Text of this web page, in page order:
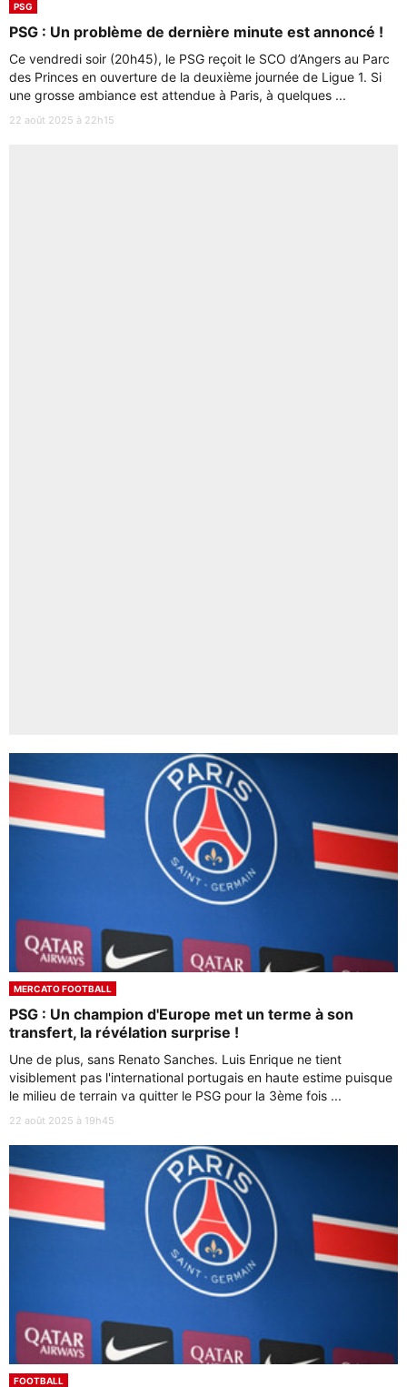
PSG
PSG : Un problème de dernière minute est annoncé !
Ce vendredi soir (20h45), le PSG reçoit le SCO d’Angers au Parc
des Princes en ouverture de la deuxième journée de Ligue 1. Si
une grosse ambiance est attendue à Paris, à quelques ...
22 août 2025 à 22h15
MERCATO FOOTBALL
PSG : Un champion d'Europe met un terme à son
transfert, la révélation surprise !
Une de plus, sans Renato Sanches. Luis Enrique ne tient
visiblement pas l'international portugais en haute estime puisque
le milieu de terrain va quitter le PSG pour la 3ème fois ...
22 août 2025 à 19h45
FOOTBALL